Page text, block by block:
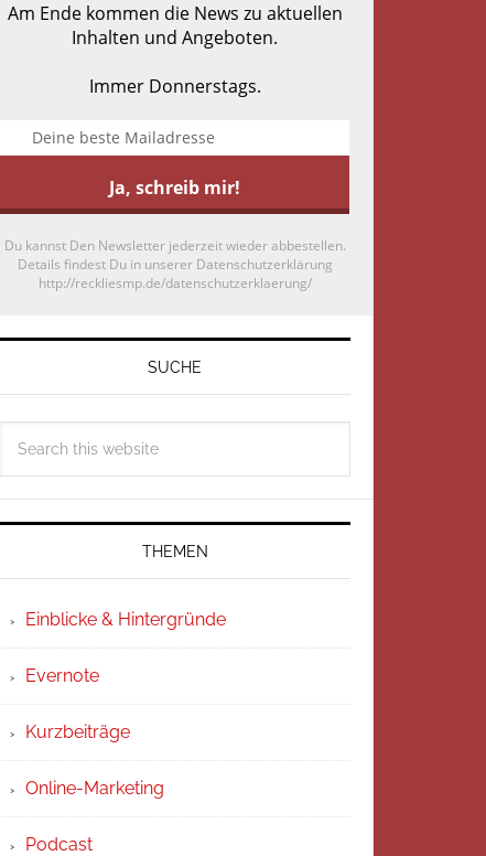
Am Ende kommen die News zu aktuellen
Inhalten und Angeboten.
Immer Donnerstags.
Du kannst Den Newsletter jederzeit wieder abbestellen.
Details findest Du in unserer Datenschutzerklärung
http://reckliesmp.de/datenschutzerklaerung/
SUCHE
THEMEN
Einblicke & Hintergründe
Evernote
Kurzbeiträge
Online-Marketing
Podcast